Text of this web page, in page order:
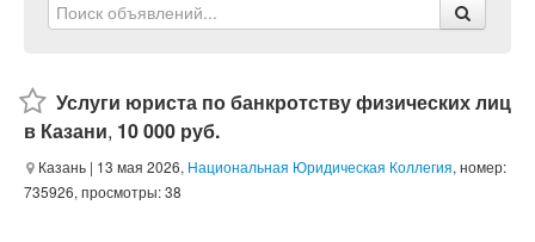
Услуги
Услуги юриста по банкротству физических лиц
в Казани, 10 000 руб.
Казань | 13 мая 2026, Национальная Юридическая Коллегия, номер:
735926, просмотры: 38